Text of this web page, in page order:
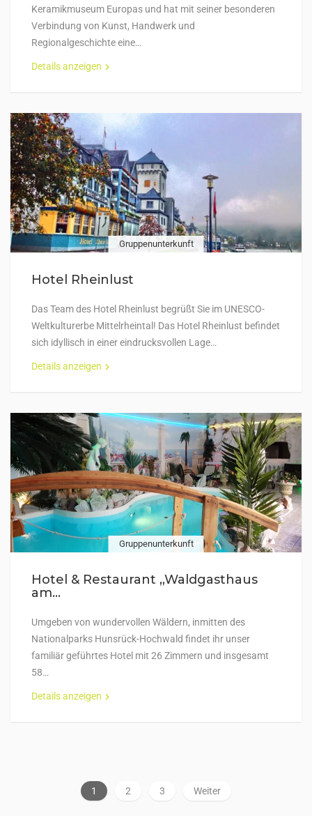
Keramikmuseum Europas und hat mit seiner besonderen
Verbindung von Kunst, Handwerk und
Regionalgeschichte eine…
Details anzeigen
Gruppenunterkunft
Hotel Rheinlust
Das Team des Hotel Rheinlust begrüßt Sie im UNESCO-
Weltkulturerbe Mittelrheintal! Das Hotel Rheinlust befindet
sich idyllisch in einer eindrucksvollen Lage…
Details anzeigen
Gruppenunterkunft
Hotel & Restaurant „Waldgasthaus
am...
Umgeben von wundervollen Wäldern, inmitten des
Nationalparks Hunsrück-Hochwald findet ihr unser
familiär geführtes Hotel mit 26 Zimmern und insgesamt
58…
Details anzeigen
1 2 3 Weiter